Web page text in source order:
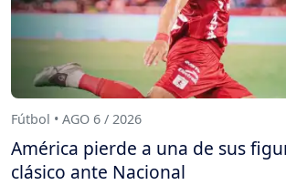
Fútbol • AGO 6 / 2026
América pierde a una de sus
clásico ante Nacional